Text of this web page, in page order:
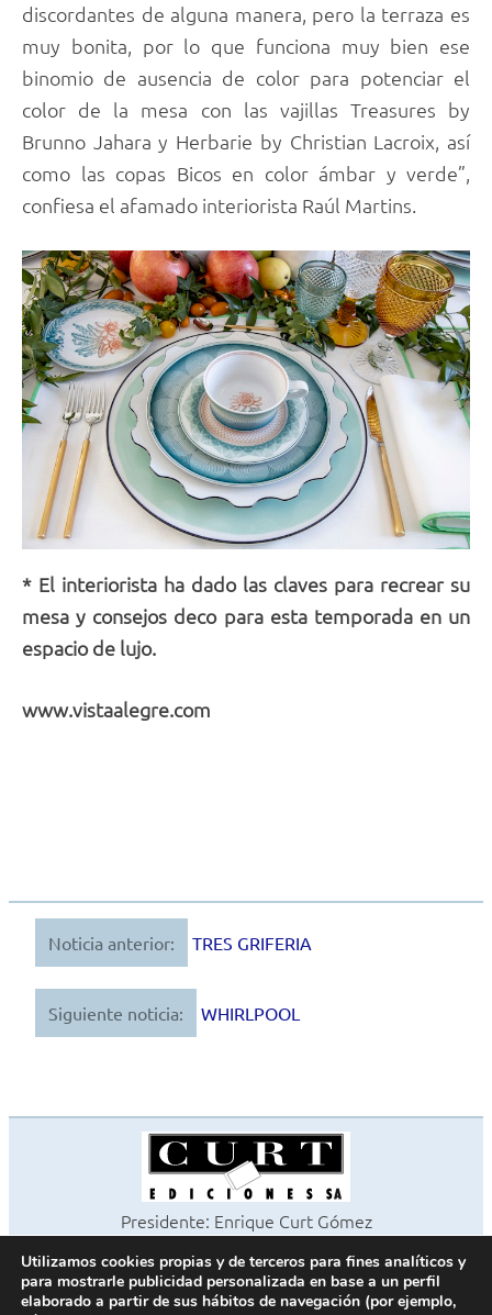
discordantes de alguna manera, pero la terraza es
muy bonita, por lo que funciona muy bien ese
binomio de ausencia de color para potenciar el
color de la mesa con las vajillas Treasures by
Brunno Jahara y Herbarie by Christian Lacroix, así
como las copas Bicos en color ámbar y verde”,
confiesa el afamado interiorista Raúl Martins.
* El interiorista ha dado las claves para recrear su
mesa y consejos deco para esta temporada en un
espacio de lujo.
www.vistaalegre.com
Navegación
de
entradas
Noticia anterior: TRES GRIFERIA
Siguiente noticia: WHIRLPOOL
Presidente: Enrique Curt Gómez
©2026 Revista Cocinas y Baños
Todos los derechos reservados
Utilizamos cookies propias y de terceros para fines analíticos y
para mostrarle publicidad personalizada en base a un perfil
elaborado a partir de sus hábitos de navegación (por ejemplo,